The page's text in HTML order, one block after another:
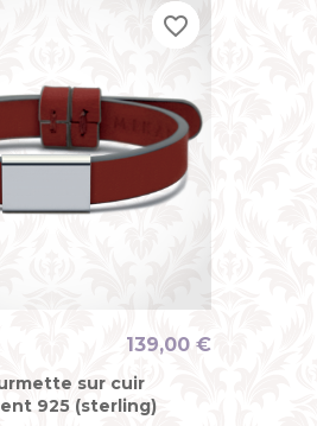
sur cuir
925 (sterling)
139,00 €
favorite_border
favorite_border
favorite_border